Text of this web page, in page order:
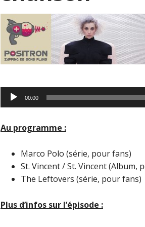
Lecteur
audio
00:00
Au programme :
Marco Polo (série, pour fans)
St. Vincent / St. Vincent (Album,
The Leftovers (série, pour fans)
Plus d’infos sur l’épisode :